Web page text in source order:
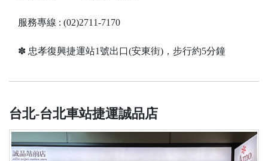
服務專線 : (02)2711-7170
✽ 忠孝復興捷運站1號出口(安東街)，步行約5分鐘
台北-台北車站捷運誠品店